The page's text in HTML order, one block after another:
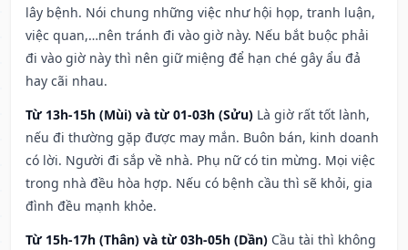
lây bệnh. Nói chung những việc như hội họp, tranh luận,
việc quan,…nên tránh đi vào giờ này. Nếu bắt buộc phải
đi vào giờ này thì nên giữ miệng để hạn ché gây ẩu đả
hay cãi nhau.
Từ 13h-15h (Mùi) và từ 01-03h (Sửu) Là giờ rất tốt lành,
nếu đi thường gặp được may mắn. Buôn bán, kinh doanh
có lời. Người đi sắp về nhà. Phụ nữ có tin mừng. Mọi việc
trong nhà đều hòa hợp. Nếu có bệnh cầu thì sẽ khỏi, gia
đình đều mạnh khỏe.
Từ 15h-17h (Thân) và từ 03h-05h (Dần) Cầu tài thì không